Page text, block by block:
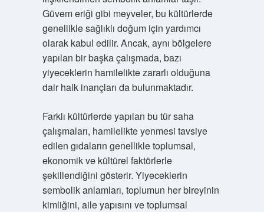
Güvem eriği gibi meyveler, bu kültürlerde
genellikle sağlıklı doğum için yardımcı
olarak kabul edilir. Ancak, aynı bölgelere
yapılan bir başka çalışmada, bazı
yiyeceklerin hamilelikte zararlı olduğuna
dair halk inançları da bulunmaktadır.
Farklı kültürlerde yapılan bu tür saha
çalışmaları, hamilelikte yenmesi tavsiye
edilen gıdaların genellikle toplumsal,
ekonomik ve kültürel faktörlerle
şekillendiğini gösterir. Yiyeceklerin
sembolik anlamları, toplumun her bireyinin
kimliğini, aile yapısını ve toplumsal